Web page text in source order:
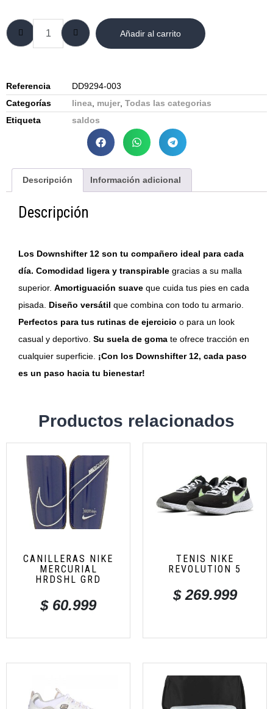
Añadir al carrito
Referencia
DD9294-003
Categorías
linea, mujer, Todas las categorias
Etiqueta
saldos
Descripción Información adicional
Descripción
Los Downshifter 12 son tu compañero ideal para cada
día. Comodidad ligera y transpirable gracias a su malla
superior. Amortiguación suave que cuida tus pies en cada
pisada. Diseño versátil que combina con todo tu armario.
Perfectos para tus rutinas de ejercicio o para un look
casual y deportivo. Su suela de goma te ofrece tracción en
cualquier superficie. ¡Con los Downshifter 12, cada paso
es un paso hacia tu bienestar!
Productos relacionados
CANILLERAS NIKE
MERCURIAL
HRDSHL GRD
$60.999
TENIS NIKE
REVOLUTION 5
$269.999